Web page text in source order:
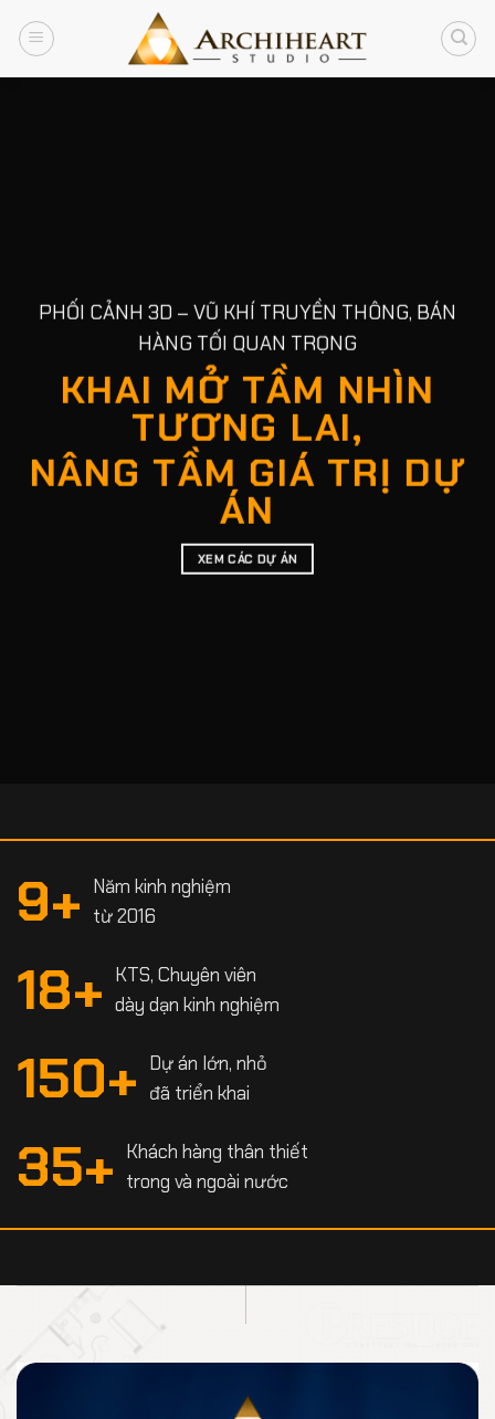
đến
PHỐI CẢNH 3D – VŨ KHÍ TRUYỀN THÔNG, BÁN
HÀNG TỐI QUAN TRỌNG
KHAI MỞ TẦM NHÌN
TƯƠNG LAI,
NÂNG TẦM GIÁ TRỊ DỰ
ÁN
XEM CÁC DỰ ÁN
9+ Năm kinh nghiệm
từ 2016
18+ KTS, Chuyên viên
dày dạn kinh nghiệm
150+ Dự án lớn, nhỏ
đã triển khai
35+ Khách hàng thân thiết
trong và ngoài nước